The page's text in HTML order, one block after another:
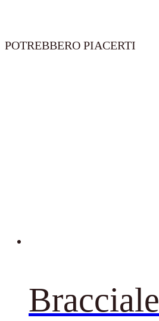
POTREBBERO PIACERTI
Bracciale